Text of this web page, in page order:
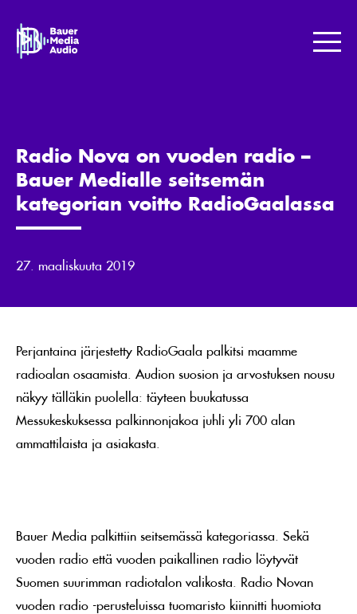
content
Bauer
Media
Radio Nova on vuoden radio –
Bauer Medialle seitsemän
kategorian voitto RadioGaalassa
27. maaliskuuta 2019
Perjantaina järjestetty RadioGaala palkitsi maamme
radioalan osaamista. Audion suosion ja arvostuksen nousu
näkyy tälläkin puolella: täyteen buukatussa
Messukeskuksessa palkinnonjakoa juhli yli 700 alan
ammattilaista ja asiakasta.
Bauer Media palkittiin seitsemässä kategoriassa. Sekä
vuoden radio että vuoden paikallinen radio löytyvät
Suomen suurimman radiotalon valikosta. Radio Novan
vuoden radio -perusteluissa tuomaristo kiinnitti huomiota